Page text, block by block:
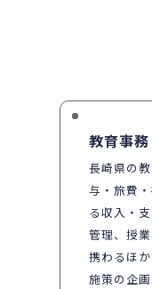
教育事務
長崎県の
与・旅費
る収入・
管理、授
携わるほ
施策の企